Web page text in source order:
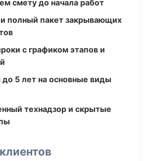
смету до начала работ
полный пакет закрывающих
с графиком этапов и
до 5 лет на основные виды
технадзор и скрытые